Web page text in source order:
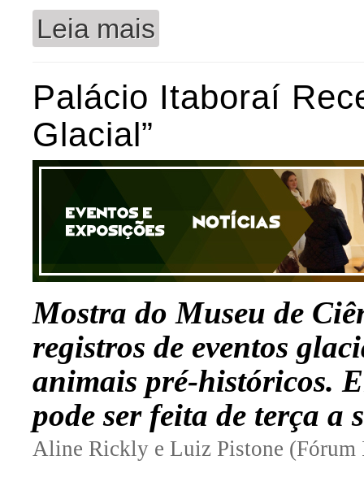
Leia mais
Palácio Itaboraí
Glacial”
Mostra do Museu de
registros de eventos
animais pré-históricos.
pode ser feita de terça a
Aline Rickly e Luiz Pistone (Fórum